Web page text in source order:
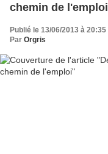
chemin de l'emploi
Publié le 13/06/2013 à 20:35
Par Orgris